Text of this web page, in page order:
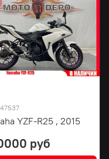
YZF-R25 , 2015
руб